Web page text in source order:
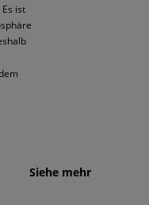
ist
aufSiehe mehr